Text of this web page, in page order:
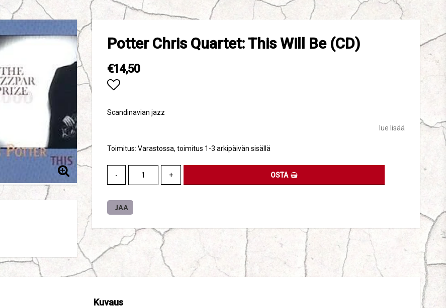
Potter Chris Quartet: This Will Be (CD)
€14,50
Scandinavian jazz
lue lisää
Toimitus: Varastossa, toimitus 1-3 arkipäivän sisällä
- + OSTA
JAA
Kuvaus